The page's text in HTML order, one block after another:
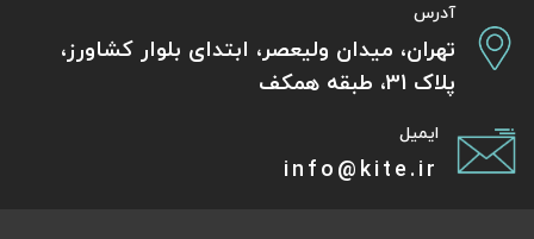
آدرس
تهران، میدان ولیعصر، ابتدای بلوار کشاورز،
پلاک 31، طبقه همکف
ایمیل
info@kite.ir